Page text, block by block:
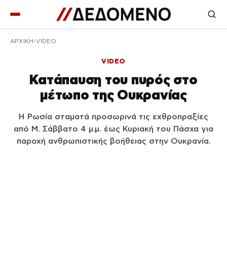
ΑΡΧΙΚΉ VIDEO
VIDEO
Κατάπαυση του πυρός στο
μέτωπο της Ουκρανίας
Η Ρωσία σταματά προσωρινά τις εχθροπραξίες
από Μ. Σάββατο 4 μ.μ. έως Κυριακή του Πάσχα για
παροχή ανθρωπιστικής βοήθειας στην Ουκρανία.